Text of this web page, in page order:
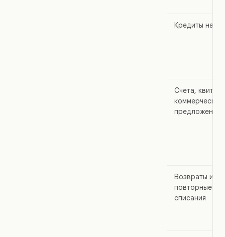
Кредиты на
Счета,
коммерческие
предложения
Возвраты и
повторные
списания